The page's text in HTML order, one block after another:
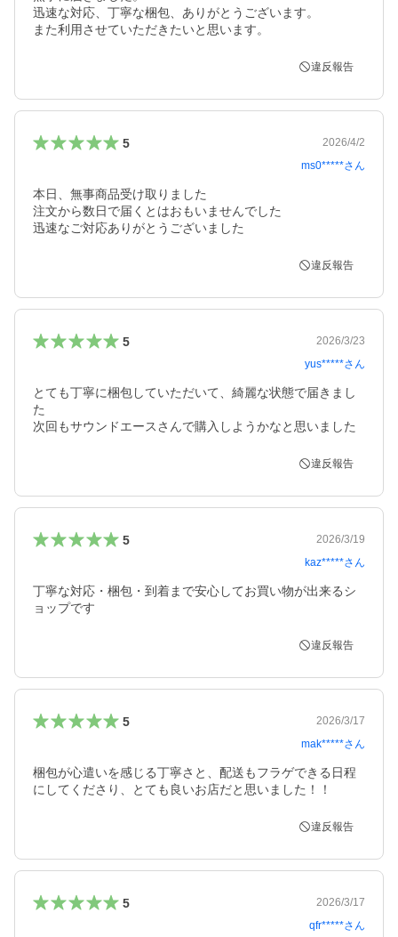
迅速な対応、丁寧な梱包、ありがとうございます。
また利用させていただきたいと思います。
違反報告
5
2026/4/2
ms0*****さん
本日、無事商品受け取りました
注文から数日で届くとはおもいませんでした
迅速なご対応ありがとうございました
違反報告
5
2026/3/23
yus*****さん
とても丁寧に梱包していただいて、綺麗な状態で届きまし
た
違反報告
5
2026/3/19
kaz*****さん
丁寧な対応・梱包・到着まで安心してお買い物が出来るシ
ョップです
違反報告
5
2026/3/17
mak*****さん
梱包が心遣いを感じる丁寧さと、配送もフラゲできる日程
にしてくださり、とても良いお店だと思いました！！
違反報告
5
2026/3/17
qfr*****さん